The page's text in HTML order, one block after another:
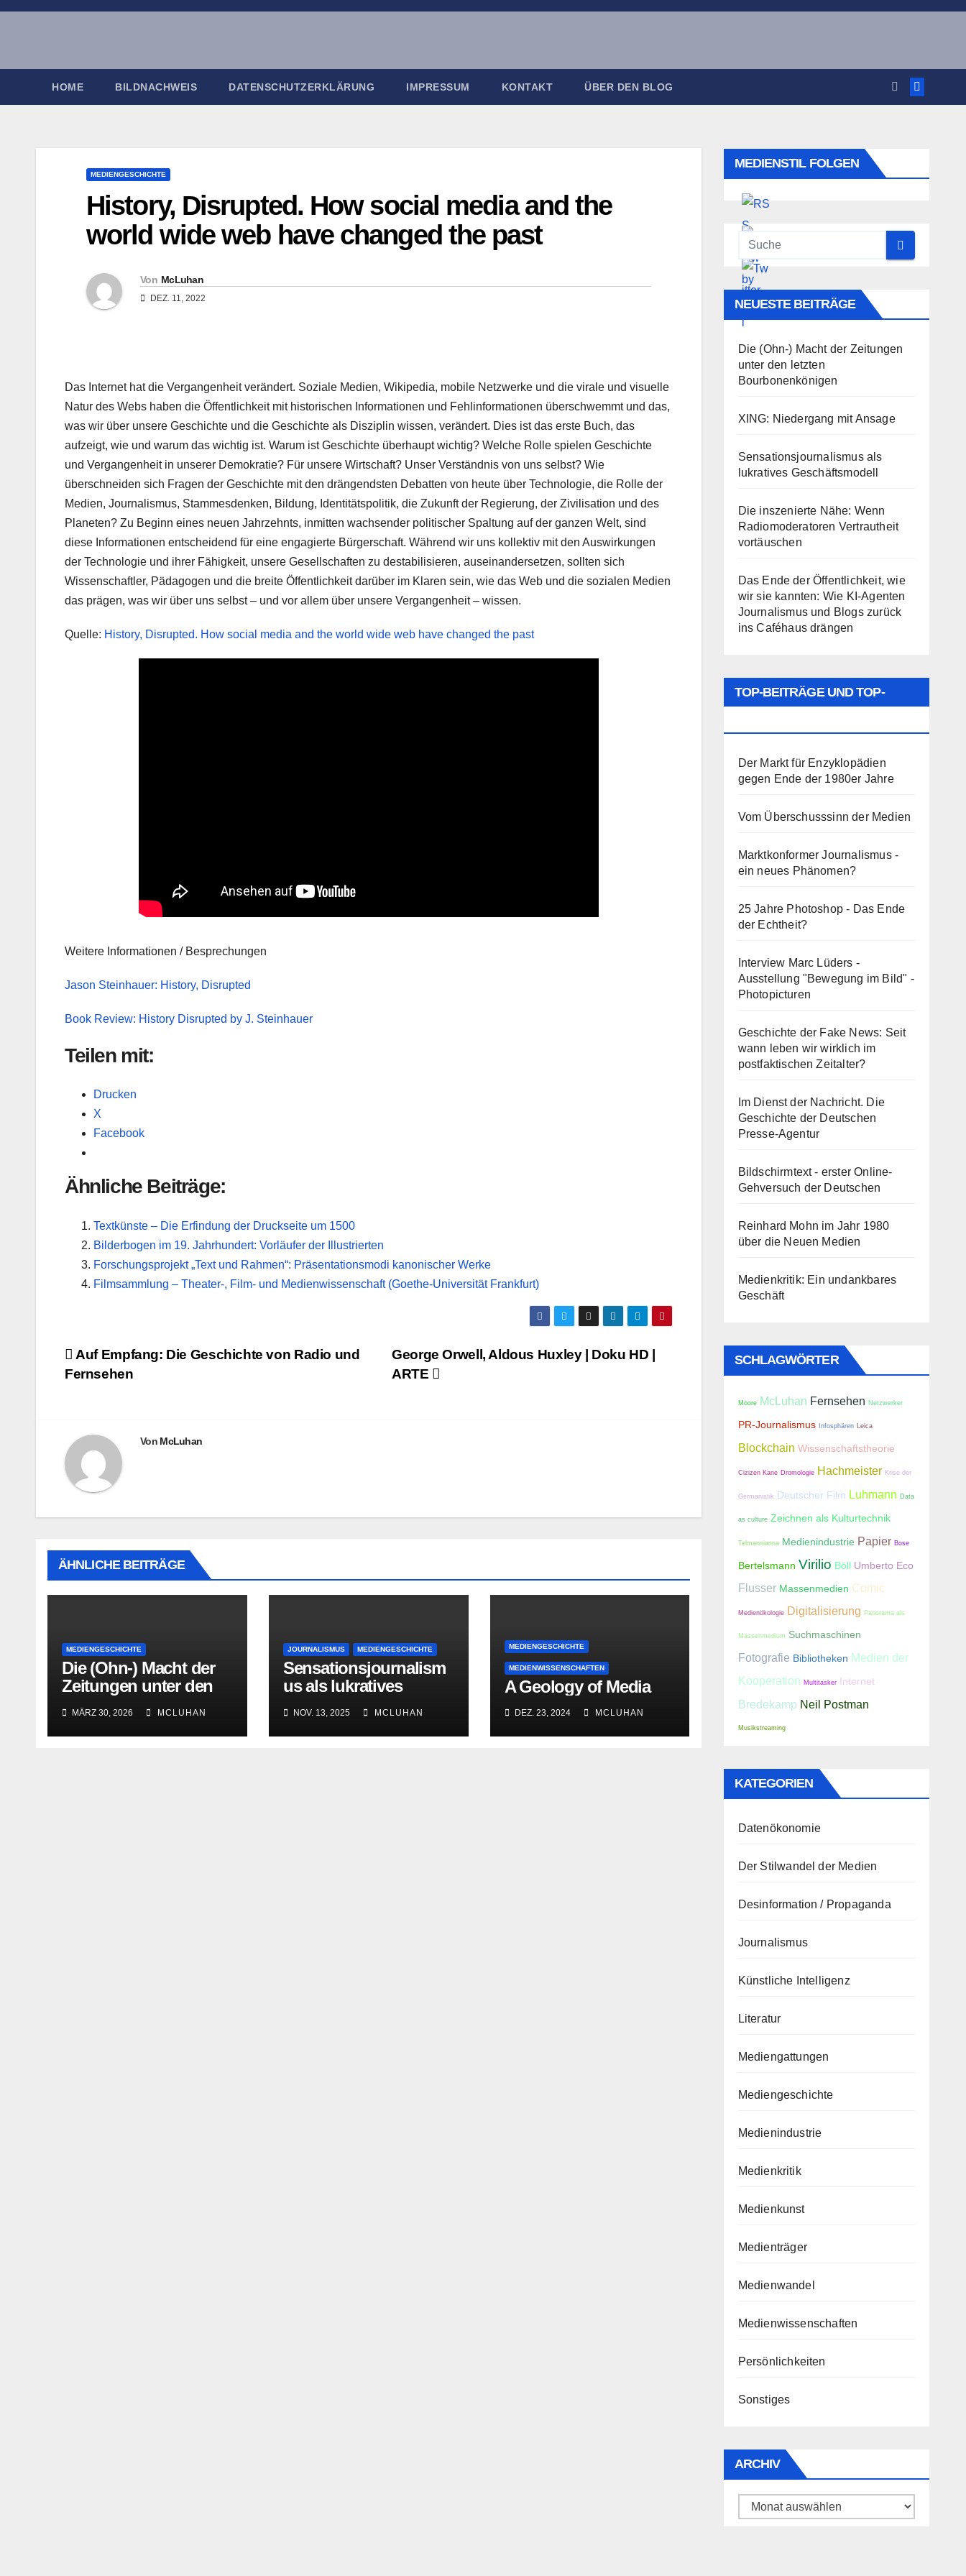
Zum
HOME BILDNACHWEIS DATENSCHUTZERKLÄRUNG IMPRESSUM KONTAKT ÜBER DEN BLOG
MEDIENGESCHICHTE
History, Disrupted. How social media and the
world wide web have changed the past
Von McLuhan
DEZ. 11, 2022
Das Internet hat die Vergangenheit verändert. Soziale Medien, Wikipedia, mobile Netzwerke und die virale und visuelle
Natur des Webs haben die Öffentlichkeit mit historischen Informationen und Fehlinformationen überschwemmt und das,
was wir über unsere Geschichte und die Geschichte als Disziplin wissen, verändert. Dies ist das erste Buch, das
aufzeigt, wie und warum das wichtig ist. Warum ist Geschichte überhaupt wichtig? Welche Rolle spielen Geschichte
und Vergangenheit in unserer Demokratie? Für unsere Wirtschaft? Unser Verständnis von uns selbst? Wie
überschneiden sich Fragen der Geschichte mit den drängendsten Debatten von heute über Technologie, die Rolle der
Medien, Journalismus, Stammesdenken, Bildung, Identitätspolitik, die Zukunft der Regierung, der Zivilisation und des
Planeten? Zu Beginn eines neuen Jahrzehnts, inmitten wachsender politischer Spaltung auf der ganzen Welt, sind
diese Informationen entscheidend für eine engagierte Bürgerschaft. Während wir uns kollektiv mit den Auswirkungen
der Technologie und ihrer Fähigkeit, unsere Gesellschaften zu destabilisieren, auseinandersetzen, sollten sich
Wissenschaftler, Pädagogen und die breite Öffentlichkeit darüber im Klaren sein, wie das Web und die sozialen Medien
das prägen, was wir über uns selbst – und vor allem über unsere Vergangenheit – wissen.
Quelle: History, Disrupted. How social media and the world wide web have changed the past
Weitere Informationen / Besprechungen
Jason Steinhauer: History, Disrupted
Book Review: History Disrupted by J. Steinhauer
Teilen mit:
Drucken
X
Facebook
Ähnliche Beiträge:
Textkünste – Die Erfindung der Druckseite um 1500
Bilderbogen im 19. Jahrhundert: Vorläufer der Illustrierten
Forschungsprojekt „Text und Rahmen“: Präsentationsmodi kanonischer Werke
Filmsammlung – Theater-, Film- und Medienwissenschaft (Goethe-Universität Frankfurt)
Beitragsnavigation
George Orwell, Aldous Huxley | Doku HD |
ARTE
Auf Empfang: Die Geschichte von Radio und
Fernsehen
Von McLuhan
ÄHNLICHE BEITRÄGE
MEDIENGESCHICHTE
Die (Ohn-) Macht der
Zeitungen unter den
letzten
Bourbonenkönigen
MÄRZ 30, 2026 MCLUHAN
JOURNALISMUS MEDIENGESCHICHTE
Sensationsjournalism
us als lukratives
NOV. 13, 2025 MCLUHAN
MEDIENGESCHICHTE
MEDIENWISSENSCHAFTEN
A Geology of Media
DEZ. 23, 2024 MCLUHAN
MEDIENSTIL FOLGEN
NEUESTE BEITRÄGE
Die (Ohn-) Macht der Zeitungen
unter den letzten
Bourbonenkönigen
XING: Niedergang mit Ansage
Sensationsjournalismus als
lukratives Geschäftsmodell
Die inszenierte Nähe: Wenn
Radiomoderatoren Vertrautheit
vortäuschen
Das Ende der Öffentlichkeit, wie
wir sie kannten: Wie KI-Agenten
Journalismus und Blogs zurück
ins Caféhaus drängen
TOP-BEITRÄGE UND TOP-
Der Markt für Enzyklopädien
gegen Ende der 1980er Jahre
Vom Überschusssinn der Medien
Marktkonformer Journalismus -
ein neues Phänomen?
25 Jahre Photoshop - Das Ende
der Echtheit?
Interview Marc Lüders -
Ausstellung "Bewegung im Bild" -
Photopicturen
Geschichte der Fake News: Seit
wann leben wir wirklich im
postfaktischen Zeitalter?
Im Dienst der Nachricht. Die
Geschichte der Deutschen
Presse-Agentur
Bildschirmtext - erster Online-
Gehversuch der Deutschen
Reinhard Mohn im Jahr 1980
über die Neuen Medien
Medienkritik: Ein undankbares
Geschäft
SCHLAGWÖRTER
Moore McLuhan Fernsehen Netzwerker
PR-Journalismus Infosphären Leica
Blockchain Wissenschaftstheorie
Cizizen Kane Dromologie Hachmeister Krise der
Germanistik Deutscher Film Luhmann Data
as culture Zeichnen als Kulturtechnik
Telmannianna Medienindustrie Papier Bose
Bertelsmann Virilio Böll Umberto Eco
Flusser Massenmedien Comic
Medienökologie Digitalisierung Panorama als
Massenmedium Suchmaschinen
Fotografie Bibliotheken Medien der
Kooperation Multitasker Internet
Bredekamp Neil Postman
Musikstreaming
KATEGORIEN
Datenökonomie
Der Stilwandel der Medien
Desinformation / Propaganda
Journalismus
Künstliche Intelligenz
Literatur
Mediengattungen
Mediengeschichte
Medienindustrie
Medienkritik
Medienkunst
Medienträger
Medienwandel
Medienwissenschaften
Persönlichkeiten
Sonstiges
ARCHIV
Archiv